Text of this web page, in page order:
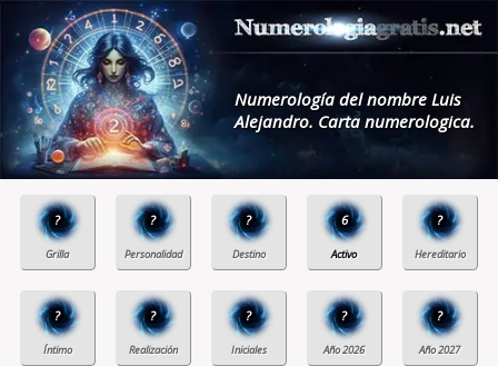
Numerología del nombre Luis
Alejandro. Carta numerologica.
? ? ? 6 ?
? ? ? ? ?